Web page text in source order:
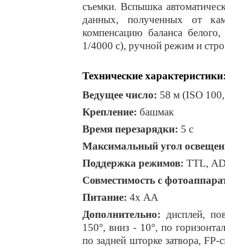
съемки. Вспышка
данных, полученных от
компенсацию баланса
1/4000 с), ручной режим и
Технические
Ведущее число: 58 м (ISO
Крепление: башмак
Время перезарядки: 5 с
Максимальный угол
Поддержка режимов: TTL,
Совместимость с
Питание: 4х АА
Дополнительно: дисплей,
150°, вниз - 10°, по
по задней шторке затвора,FP-